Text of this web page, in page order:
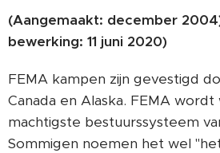
(Aangemaakt: december
bewerking: 11 juni 2020)
FEMA kampen zijn gevestigd
Canada en Alaska. FEMA
machtigste bestuurssysteem
Sommigen noemen het wel